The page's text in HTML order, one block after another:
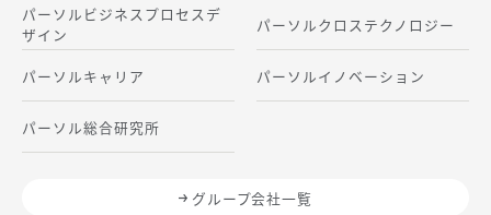
パーソルビジネスプロセスデ
ザイン
パーソルクロステクノロジー
パーソルキャリア パーソルイノベーション
パーソル総合研究所
グループ会社一覧